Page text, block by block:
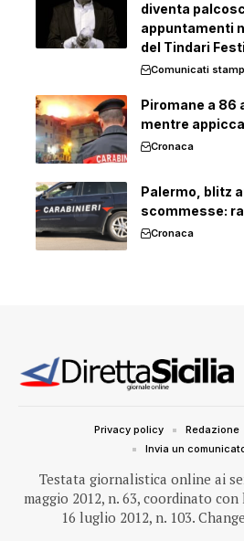
diventa
appuntamenti
del Tindari
Comunicati
Piromane a 86
mentre
Cronaca
Palermo, blitz
scommesse:
Cronaca
Testata giornalistica online ai
maggio 2012, n. 63, coordinato
16 luglio 2012, n. 103.
Privacy policy Redazione
Invia un